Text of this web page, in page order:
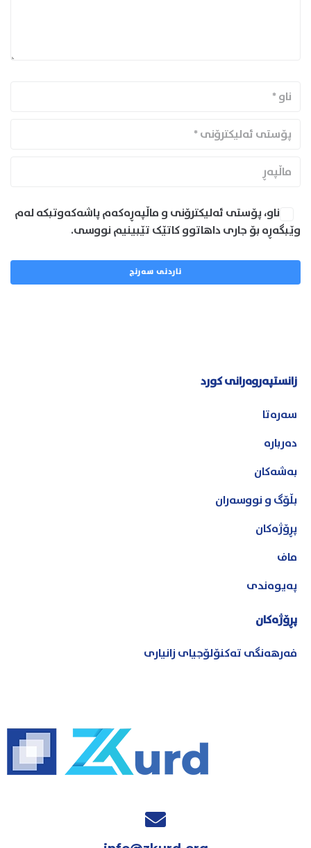
ناو، پۆستی ئەلیکترۆنی و ماڵپەڕەکەم پاشەکەوتبکە لەم
وێبگەڕە بۆ جاری داهاتوو کاتێک تێبینیم نووسی.
زانستپەروەرانی کورد
سەرەتا
دەربارە
بەشەکان
بڵۆگ و نووسەران
پڕۆژەکان
ماف
پەیوەندی
پڕۆژەکان
فەرهەنگی تەکنۆلۆجیای زانیاری